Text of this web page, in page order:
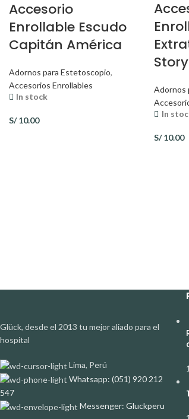
Accesorio
Enrollable Escudo
Capitán América
Adornos para Estetoscopio,
Accesorios Enrollables
In stock
S/10.00
Story
Adornos
In
S/10.00
Glück, desde el 2013 tu mejor aliado para el
hospital
Lima, Perú
Whatsapp: (051) 920 212
547
Messenger: Gluckperu